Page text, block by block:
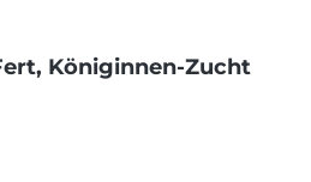
Königinnen-Zucht